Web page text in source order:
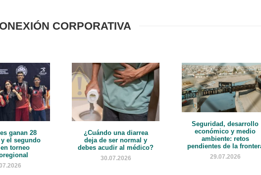
CORPORATIVA
ganan 28
el segundo
torneo
¿Cuándo una diarrea
deja de ser normal y
debes acudir al médico?
30.07.2026
Seguridad, desarrollo
económico y medio
ambiente: retos
pendientes de la
29.07.2026